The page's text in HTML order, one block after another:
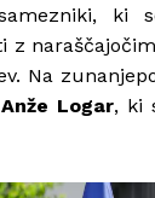
ki
z
Na
Anže Logar, ki